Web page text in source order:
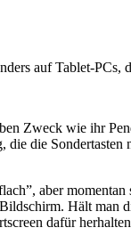
auf Tablet-PCs,
Zweck wie ihr
die
aber
Hält man
dafür